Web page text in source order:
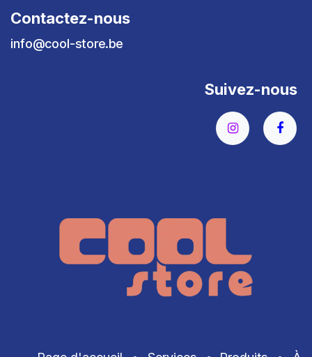
Contactez-nous
info@cool-store.be
Suivez-nous